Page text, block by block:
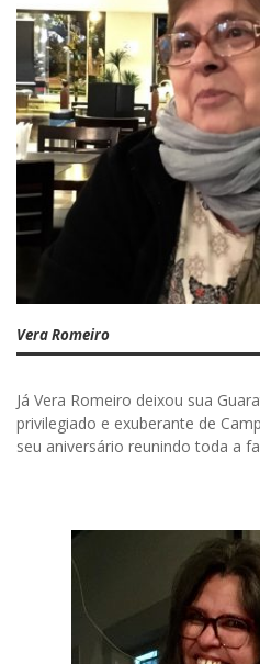
Vera Romeiro
Já Vera Romeiro deixou sua
privilegiado e exuberante de
seu aniversário reunindo toda a